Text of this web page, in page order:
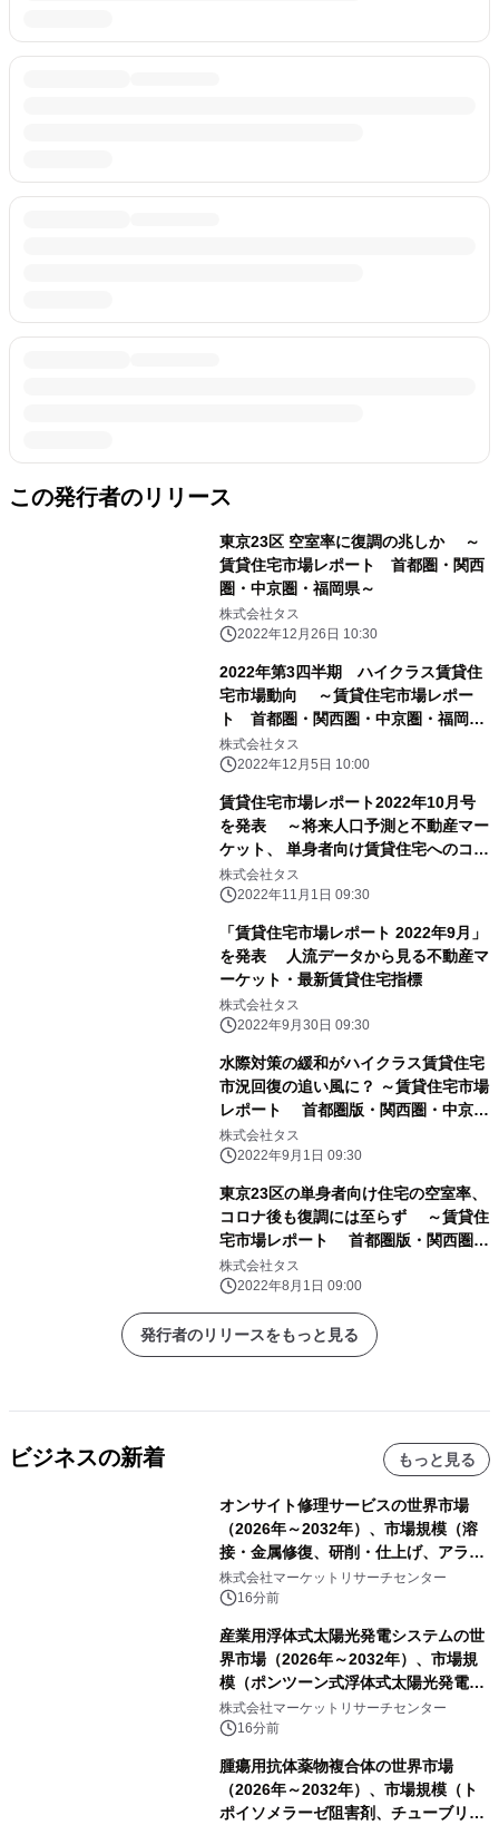
この発行者のリリース
東京23区 空室率に復調の兆しか ～
賃貸住宅市場レポート 首都圏・関西
圏・中京圏・福岡県～
株式会社タス
2022年12月26日 10:30
2022年第3四半期 ハイクラス賃貸住
宅市場動向 ～賃貸住宅市場レポー
ト 首都圏・関西圏・中京圏・福岡県
～
株式会社タス
2022年12月5日 10:00
賃貸住宅市場レポート2022年10月号
を発表 ～将来人口予測と不動産マー
ケット、 単身者向け賃貸住宅へのコロ
ナ禍の影響～
株式会社タス
2022年11月1日 09:30
「賃貸住宅市場レポート 2022年9月」
を発表 人流データから見る不動産マ
ーケット・最新賃貸住宅指標
株式会社タス
2022年9月30日 09:30
水際対策の緩和がハイクラス賃貸住宅
市況回復の追い風に？ ～賃貸住宅市場
レポート 首都圏版・関西圏・中京
圏・福岡県版 2022年8月～
株式会社タス
2022年9月1日 09:30
東京23区の単身者向け住宅の空室率、
コロナ後も復調には至らず ～賃貸住
宅市場レポート 首都圏版・関西圏・
中京圏・福岡県版 2022年7月～
株式会社タス
2022年8月1日 09:00
発行者のリリースをもっと見る
ビジネスの新着 もっと見る
オンサイト修理サービスの世界市場
（2026年～2032年）、市場規模（溶
接・金属修復、研削・仕上げ、アライ
メント、その他）・分析レポートを発
表
株式会社マーケットリサーチセンター
16分前
産業用浮体式太陽光発電システムの世
界市場（2026年～2032年）、市場規
模（ポンツーン式浮体式太陽光発電シ
ステム、モジュール式浮体式太陽光発
電システム、係留式浮体式太陽光発電
株式会社マーケットリサーチセンター
16分前
腫瘍用抗体薬物複合体の世界市場
（2026年～2032年）、市場規模（ト
ポイソメラーゼ阻害剤、チューブリン